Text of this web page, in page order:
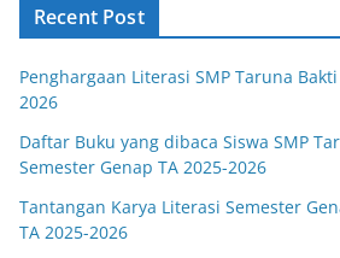
Recent Post
Penghargaan Literasi SMP Taruna
2026
Daftar Buku yang dibaca Siswa SMP
Semester Genap TA 2025-2026
Tantangan Karya Literasi Semester
TA 2025-2026